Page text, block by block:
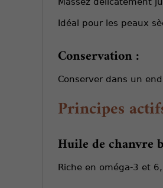
Idéal pour les peaux
Conservation :
Conserver dans un
Principes
Huile de chanvre
Riche en oméga-3 et